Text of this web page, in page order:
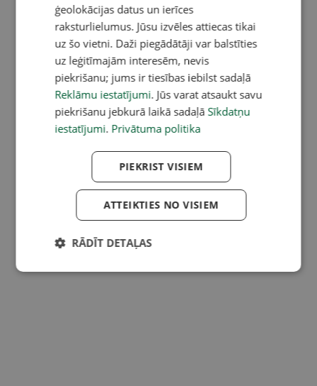
ģeolokācijas datus un ierīces
raksturlielumus. Jūsu izvēles attiecas tikai
uz šo vietni. Daži piegādātāji var balstīties
uz leģitīmajām interesēm, nevis
piekrišanu; jums ir tiesības iebilst sadaļā
Reklāmu iestatījumi. Jūs varat atsaukt savu
piekrišanu jebkurā laikā sadaļā Sīkdatņu
iestatījumi. Privātuma politika
PIEKRIST VISIEM
ATTEIKTIES NO VISIEM
RĀDĪT DETAĻAS